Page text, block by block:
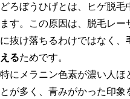
どろぼうひげとは、ヒゲ脱
ます。この原因は、脱毛レ
に抜け落ちるわけではなく、
えるためです。
特にメラニン色素が濃い人ほ
とが多く、青みがかった印